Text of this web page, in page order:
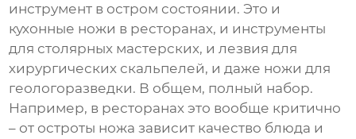
инструмент в остром состоянии. Это и
кухонные ножи в ресторанах, и инструменты
для столярных мастерских, и лезвия для
хирургических скальпелей, и даже ножи для
геологоразведки. В общем, полный набор.
Например, в ресторанах это вообще критично
– от остроты ножа зависит качество блюда и